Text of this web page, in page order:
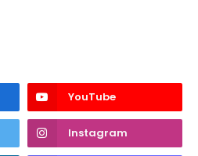
YouTube
Instagram